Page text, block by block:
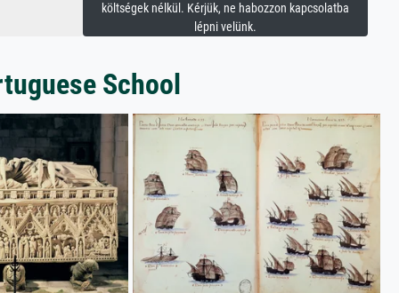
költségek nélkül. Kérjük, ne habozzon kapcsolatba
lépni velünk.
School